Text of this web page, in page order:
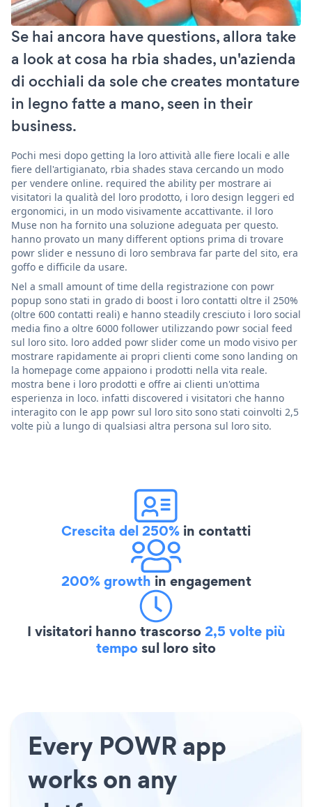
Se hai ancora have questions, allora take
a look at cosa ha rbia shades, un'azienda
di occhiali da sole che creates montature
in legno fatte a mano, seen in their
business.
Pochi mesi dopo getting la loro attività alle fiere locali e alle
fiere dell'artigianato, rbia shades stava cercando un modo
per vendere online. required the ability per mostrare ai
visitatori la qualità del loro prodotto, i loro design leggeri ed
ergonomici, in un modo visivamente accattivante. il loro
Muse non ha fornito una soluzione adeguata per questo.
hanno provato un many different options prima di trovare
powr slider e nessuno di loro sembrava far parte del sito, era
goffo e difficile da usare.
Nel a small amount of time della registrazione con powr
popup sono stati in grado di boost i loro contatti oltre il 250%
(oltre 600 contatti reali) e hanno steadily cresciuto i loro social
media fino a oltre 6000 follower utilizzando powr social feed
sul loro sito. loro added powr slider come un modo visivo per
mostrare rapidamente ai propri clienti come sono landing on
la homepage come appaiono i prodotti nella vita reale.
mostra bene i loro prodotti e offre ai clienti un'ottima
esperienza in loco. infatti discovered i visitatori che hanno
interagito con le app powr sul loro sito sono stati coinvolti 2,5
volte più a lungo di qualsiasi altra persona sul loro sito.
Crescita del 250% in contatti
200% growth in engagement
I visitatori hanno trascorso2,5 volte più
temposul loro sito
Every POWR app
works on any